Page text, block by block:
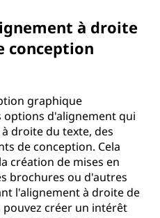
à droite
conception
graphique
d'alignement qui
droite du texte, des
de conception. Cela
création de mises en
brochures ou d'autres
l'alignement à droite de
créer un intérêt